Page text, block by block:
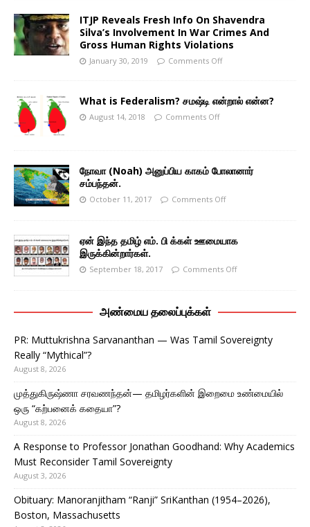
ITJP Reveals Fresh Info On Shavendra
Silva’s Involvement In War Crimes And
Gross Human Rights Violations
January 30, 2019 Comments Off
What is Federalism? சமஷ்டி என்றால் என்ன?
August 14, 2018 Comments Off
நோவா (Noah) அனுப்பிய காகம் போலானார்
சம்பந்தன்.
October 11, 2017 Comments Off
ஏன் இந்த தமிழ் எம். பி க்கள் ஊமையாக
இருக்கின்றார்கள்.
September 18, 2017 Comments Off
அண்மைய தலைப்புக்கள்
PR: Muttukrishna Sarvananthan — Was Tamil Sovereignty
Really “Mythical”?
August 8, 2026
முத்துகிருஷ்ணா சரவணந்தன்— தமிழர்களின் இறைமை உண்மையில்
ஒரு “கற்பனைக் கதையா”?
August 8, 2026
A Response to Professor Jonathan Goodhand: Why Academics
Must Reconsider Tamil Sovereignty
August 3, 2026
Obituary: Manoranjitham “Ranji” SriKanthan (1954–2026),
Boston, Massachusetts